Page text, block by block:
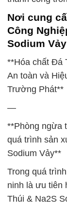
Nơi cung
Công
Sodium Vảy
**Hóa chất Đá
An toàn và
Trường Phát**
—
**Phòng ngừa
quá trình sản
Sodium Vảy**
Trong quá
ninh là ưu tiên
Thúi & Na2S